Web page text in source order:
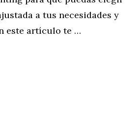
a tus necesidades y
este artículo te …